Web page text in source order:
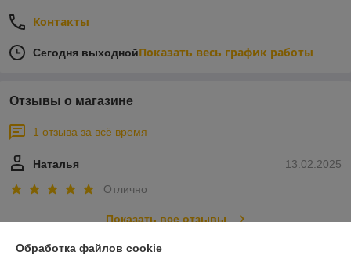
Контакты
Сегодня выходнойПоказать весь график работы
Отзывы о магазине
1 отзыва за всё время
13.02.2025
Наталья
Отлично
Показать все отзывы
Обработка файлов cookie